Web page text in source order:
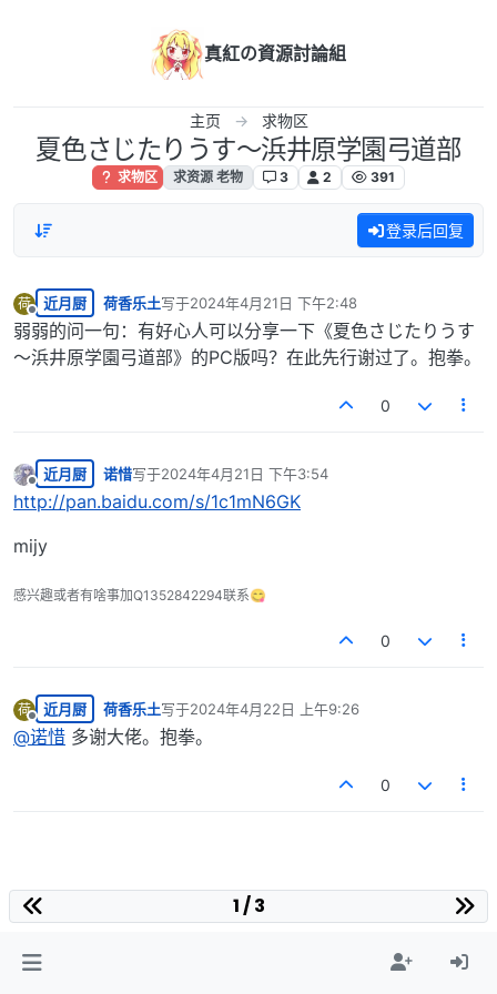
真紅の資源討論組
主页 求物区
夏色さじたりうす～浜井原学園弓道部
求物区 求资源 老物 3 2 391
登录后回复
荷
离线
近月厨 荷香乐土写于2024年4月21日 下午2:48
最后由 编辑
弱弱的问一句：有好心人可以分享一下《夏色さじたりうす
～浜井原学園弓道部》的PC版吗？在此先行谢过了。抱拳。
0
离线
近月厨 诺惜写于2024年4月21日 下午3:54
最后由 编辑
http://pan.baidu.com/s/1c1mN6GK
mijy
感兴趣或者有啥事加Q1352842294联系😋
0
荷
离线
近月厨 荷香乐土写于2024年4月22日 上午9:26
最后由 编辑
@诺惜 多谢大佬。抱拳。
0
1 / 3